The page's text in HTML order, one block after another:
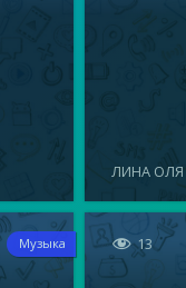
ЛИНА ОЛЯ
Музыка  13